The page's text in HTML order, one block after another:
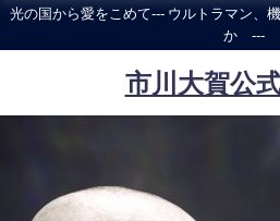
光の国から愛をこめて--- ウルトラマン、
か ---
市川大賀公